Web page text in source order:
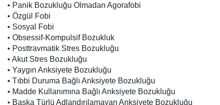
• Panik Bozukluğu Olmadan Agorafobi
• Özgül Fobi
• Sosyal Fobi
• Obsessif-Kompulsif Bozukluk
• Posttravmatik Stres Bozukluğu
• Akut Stres Bozukluğu
• Yaygın Anksiyete Bozukluğu
• Tıbbi Duruma Bağlı Anksiyete Bozukluğu
• Madde Kullanımına Bağlı Anksiyete Bozukluğu
• Başka Türlü Adlandırılamayan Anksiyete Bozukluğu